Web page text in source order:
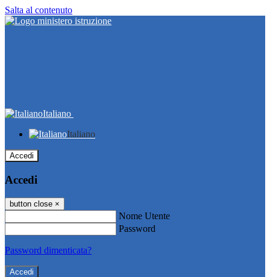
Salta al contenuto
Italiano
Italiano
Accedi
Accedi
button close ×
Nome Utente
Password
Password dimenticata?